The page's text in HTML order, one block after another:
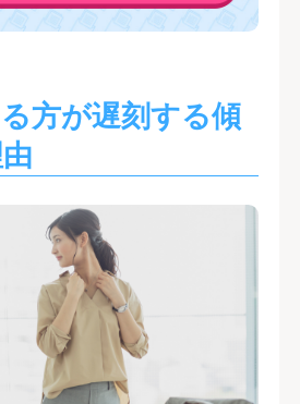
方が遅刻する傾